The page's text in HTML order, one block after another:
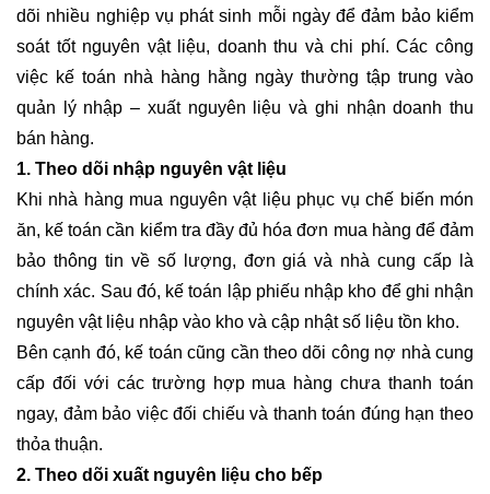
dõi nhiều nghiệp vụ phát sinh mỗi ngày để đảm bảo kiểm
soát tốt nguyên vật liệu, doanh thu và chi phí. Các công
việc kế toán nhà hàng hằng ngày thường tập trung vào
quản lý nhập – xuất nguyên liệu và ghi nhận doanh thu
bán hàng.
1. Theo dõi nhập nguyên vật liệu
Khi nhà hàng mua nguyên vật liệu phục vụ chế biến món
ăn, kế toán cần kiểm tra đầy đủ hóa đơn mua hàng để đảm
bảo thông tin về số lượng, đơn giá và nhà cung cấp là
chính xác. Sau đó, kế toán lập phiếu nhập kho để ghi nhận
nguyên vật liệu nhập vào kho và cập nhật số liệu tồn kho.
Bên cạnh đó, kế toán cũng cần theo dõi công nợ nhà cung
cấp đối với các trường hợp mua hàng chưa thanh toán
ngay, đảm bảo việc đối chiếu và thanh toán đúng hạn theo
thỏa thuận.
2. Theo dõi xuất nguyên liệu cho bếp